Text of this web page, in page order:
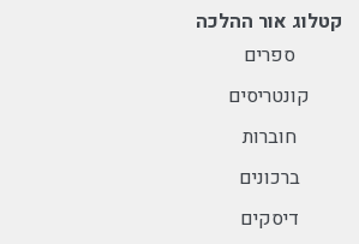
קטלוג אור ההלכה
ספרים
קונטריסים
חוברות
ברכונים
דיסקים